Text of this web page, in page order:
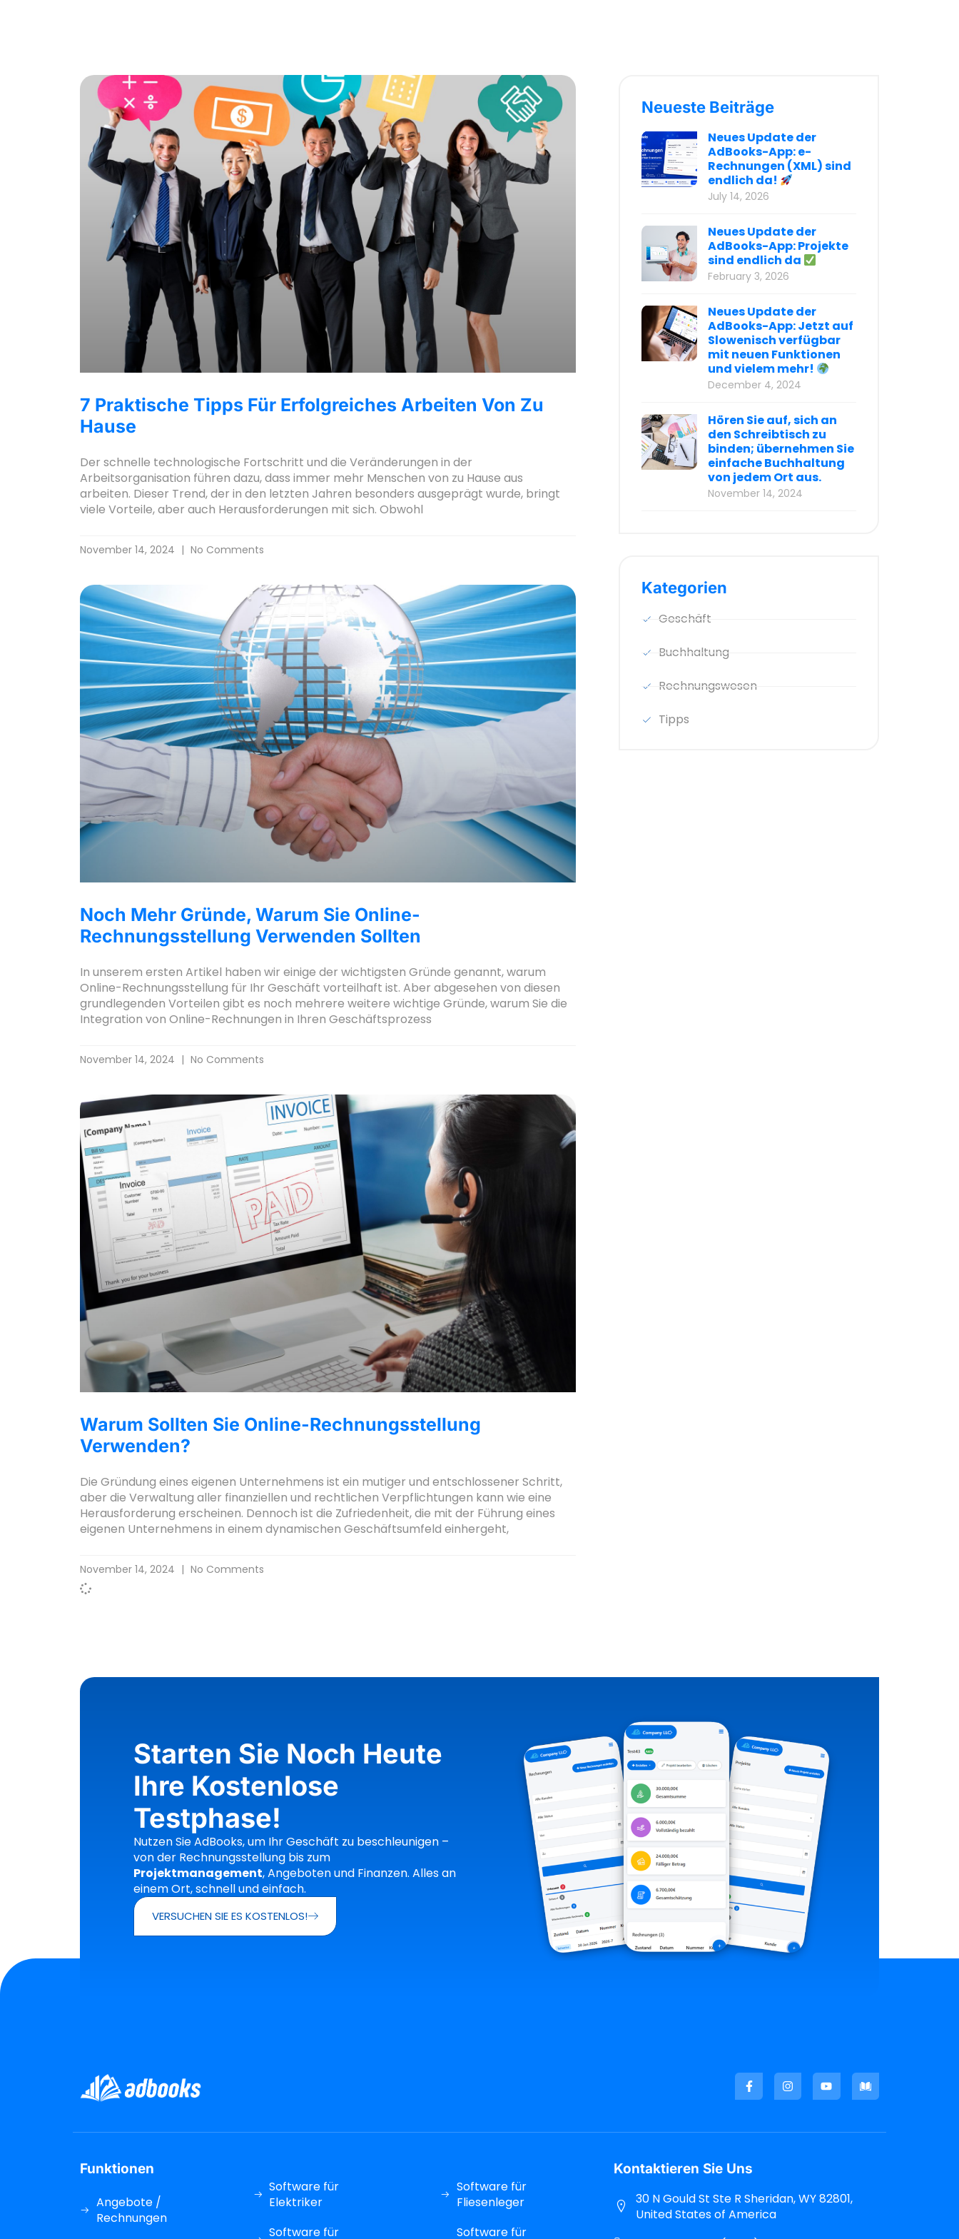
7 Praktische Tipps Für Erfolgreiches Arbeiten Von Zu
Hause
Der schnelle technologische Fortschritt und die Veränderungen in der
Arbeitsorganisation führen dazu, dass immer mehr Menschen von zu Hause aus
arbeiten. Dieser Trend, der in den letzten Jahren besonders ausgeprägt wurde, bringt
viele Vorteile, aber auch Herausforderungen mit sich. Obwohl
November 14, 2024 No Comments
Noch Mehr Gründe, Warum Sie Online-
Rechnungsstellung Verwenden Sollten
In unserem ersten Artikel haben wir einige der wichtigsten Gründe genannt, warum
Online-Rechnungsstellung für Ihr Geschäft vorteilhaft ist. Aber abgesehen von diesen
grundlegenden Vorteilen gibt es noch mehrere weitere wichtige Gründe, warum Sie die
Integration von Online-Rechnungen in Ihren Geschäftsprozess
November 14, 2024 No Comments
Warum Sollten Sie Online-Rechnungsstellung
Verwenden?
Die Gründung eines eigenen Unternehmens ist ein mutiger und entschlossener Schritt,
aber die Verwaltung aller finanziellen und rechtlichen Verpflichtungen kann wie eine
Herausforderung erscheinen. Dennoch ist die Zufriedenheit, die mit der Führung eines
eigenen Unternehmens in einem dynamischen Geschäftsumfeld einhergeht,
November 14, 2024 No Comments
Neueste Beiträge
Neues Update der
AdBooks-App: e-
Rechnungen (XML) sind
endlich da!
July 14, 2026
Neues Update der
AdBooks-App: Projekte
sind endlich da
February 3, 2026
Neues Update der
AdBooks-App: Jetzt auf
Slowenisch verfügbar
mit neuen Funktionen
und vielem mehr!
December 4, 2024
Hören Sie auf, sich an
den Schreibtisch zu
binden; übernehmen Sie
einfache Buchhaltung
von jedem Ort aus.
November 14, 2024
Kategorien
Geschäft
Buchhaltung
Rechnungswesen
Tipps
Starten Sie Noch Heute
Ihre Kostenlose
Testphase!
Nutzen Sie AdBooks, um Ihr Geschäft zu beschleunigen –
von der Rechnungsstellung bis zum
Projektmanagement, Angeboten und Finanzen. Alles an
einem Ort, schnell und einfach.
VERSUCHEN SIE ES KOSTENLOS!
Funktionen
Angebote /
Rechnungen
Software für
Elektriker
Software für
Software für
Fliesenleger
Software für
Kontaktieren Sie Uns
30 N Gould St Ste R Sheridan, WY 82801,
United States of America